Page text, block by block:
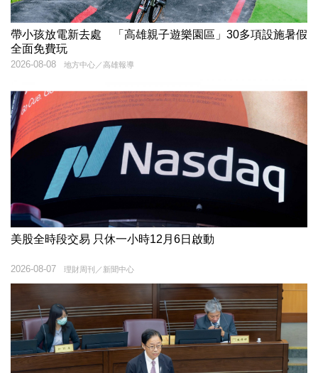
帶小孩放電新去處 「高雄親子遊樂園區」30多項設施暑假
全面免費玩
地方中心／高雄報導
2026-08-08
美股全時段交易 只休一小時12月6日啟動
理財周刊／新聞中心
2026-08-07